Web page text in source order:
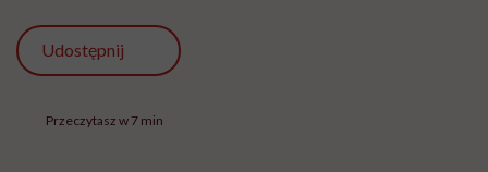
Udostępnij
Przeczytasz w 7 min